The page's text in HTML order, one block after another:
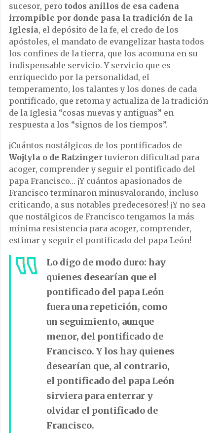
sucesor, pero todos anillos de esa cadena
irrompible por donde pasa la tradición de la
Iglesia, el depósito de la fe, el credo de los
apóstoles, el mandato de evangelizar hasta todos
los confines de la tierra, que los acomuna en su
indispensable servicio. Y servicio que es
enriquecido por la personalidad, el
temperamento, los talantes y los dones de cada
pontificado, que retoma y actualiza de la tradición
de la Iglesia “cosas nuevas y antiguas” en
respuesta a los “signos de los tiempos”.
¡Cuántos nostálgicos de los pontificados de
Wojtyla o de Ratzinger tuvieron dificultad para
acoger, comprender y seguir el pontificado del
papa Francisco… ¡Y cuántos apasionados de
Francisco terminaron minusvalorando, incluso
criticando, a sus notables predecesores! ¡Y no sea
que nostálgicos de Francisco tengamos la más
mínima resistencia para acoger, comprender,
estimar y seguir el pontificado del papa León!
Lo digo de modo duro: hay
quienes desearían que el
pontificado del papa León
fuera una repetición, como
un seguimiento, aunque
menor, del pontificado de
Francisco. Y los hay quienes
desearían que, al contrario,
el pontificado del papa León
sirviera para enterrar y
olvidar el pontificado de
Francisco.